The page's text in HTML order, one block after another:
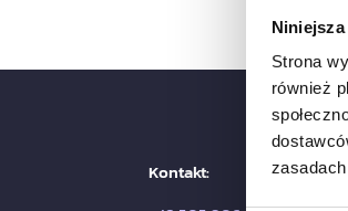
Strona
również
Kontakt: